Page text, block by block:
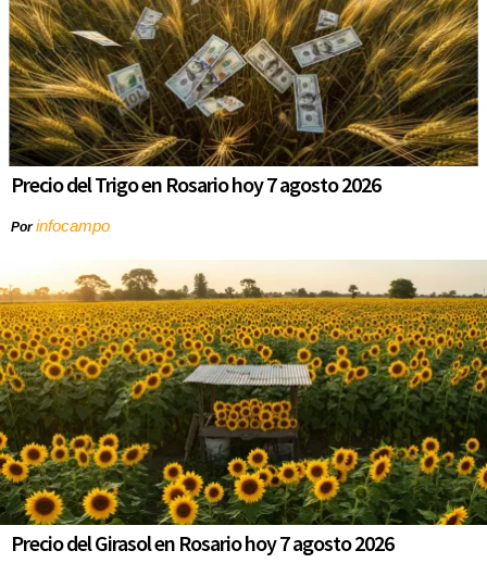
Precio del Trigo en Rosario hoy 7 agosto 2026
Porinfocampo
Precio del Girasol en Rosario hoy 7 agosto 2026